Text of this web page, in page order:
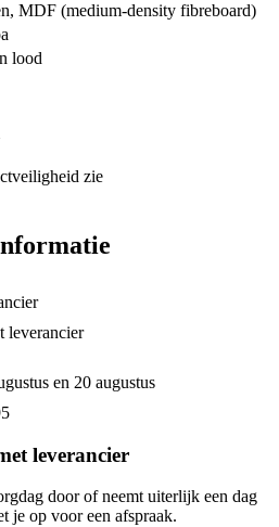
, MDF (medium-density fibreboard)
lood
zie
leverancier
en 20 augustus
leverancier
door of neemt uiterlijk een dag
je op voor een afspraak.